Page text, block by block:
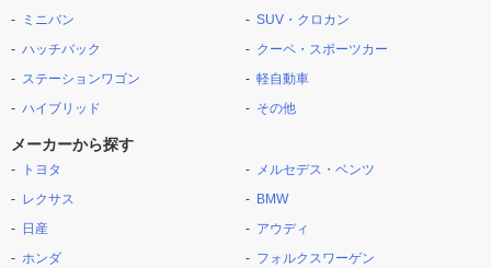
ミニバン
ハッチバック
ステーションワゴン
ハイブリッド
SUV・クロカン
クーペ・スポーツカー
軽自動車
その他
メーカーから探す
トヨタ
レクサス
日産
ホンダ
メルセデス・ベンツ
BMW
アウディ
フォルクスワーゲン